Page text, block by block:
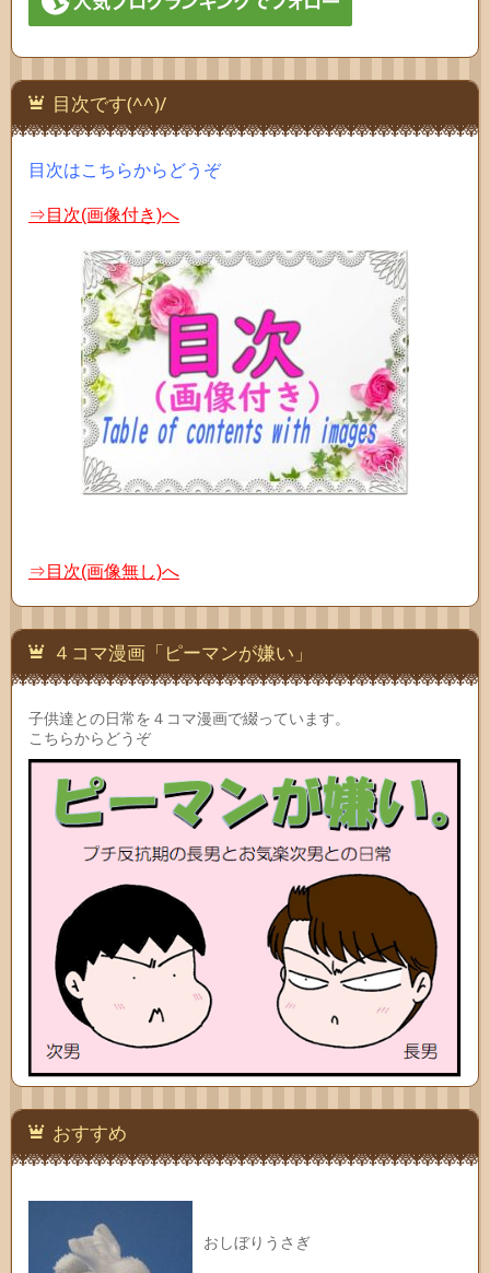
目次です(^^)/
目次はこちらからどうぞ
⇒目次(画像付き)へ
⇒目次(画像無し)へ
４コマ漫画「ピーマンが嫌い」
子供達との日常を４コマ漫画で綴っています。
こちらからどうぞ
おすすめ
おしぼりうさぎ